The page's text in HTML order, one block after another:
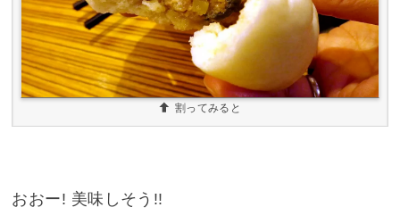
割ってみると
おおー! 美味しそう!!